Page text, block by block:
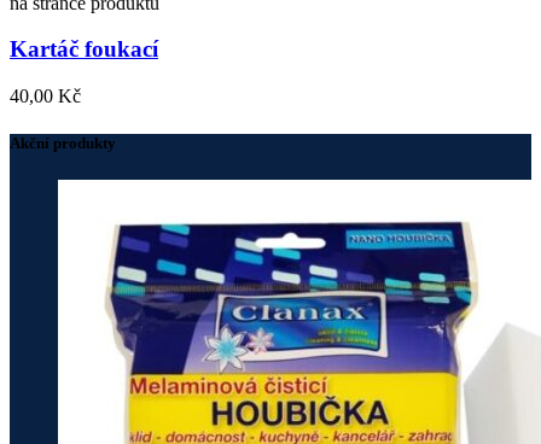
Kartáč foukací
40,00 Kč
Akční produkty